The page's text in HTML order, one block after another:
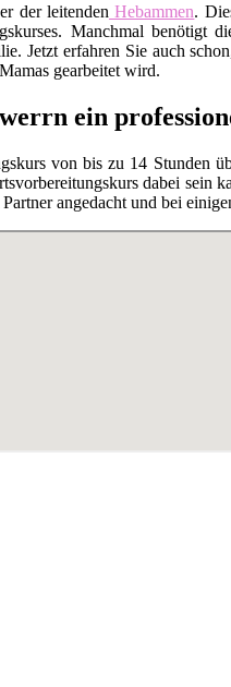
der leitenden Hebammen.
Manchmal benötigt
Jetzt erfahren Sie auch
gearbeitet wird.
ein
von bis zu 14 Stunden
dabei sein
angedacht und bei